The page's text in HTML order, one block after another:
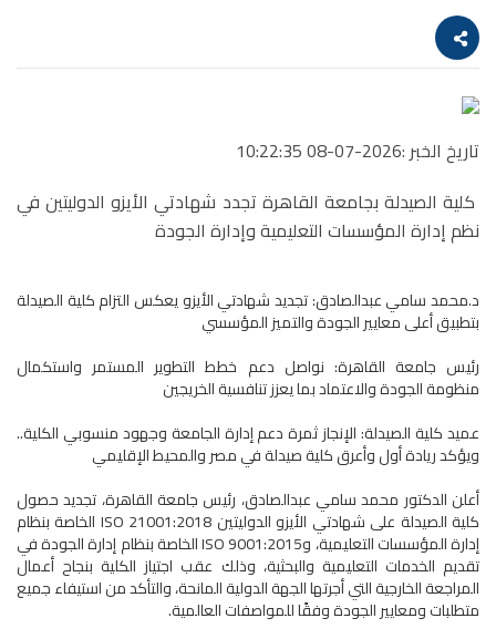
تاريخ الخبر :2026-07-08 10:22:35
كلية الصيدلة بجامعة القاهرة تجدد شهادتي الأيزو الدوليتين في
نظم إدارة المؤسسات التعليمية وإدارة الجودة
د.محمد سامي عبدالصادق: تجديد شهادتي الأيزو يعكس التزام كلية الصيدلة
بتطبيق أعلى معايير الجودة والتميز المؤسسي
رئيس جامعة القاهرة: نواصل دعم خطط التطوير المستمر واستكمال
منظومة الجودة والاعتماد بما يعزز تنافسية الخريجين
عميد كلية الصيدلة: الإنجاز ثمرة دعم إدارة الجامعة وجهود منسوبي الكلية..
ويؤكد ريادة أول وأعرق كلية صيدلة في مصر والمحيط الإقليمي
أعلن الدكتور محمد سامي عبدالصادق، رئيس جامعة القاهرة، تجديد حصول
كلية الصيدلة على شهادتي الأيزو الدوليتين ISO 21001:2018 الخاصة بنظام
إدارة المؤسسات التعليمية، وISO 9001:2015 الخاصة بنظام إدارة الجودة في
تقديم الخدمات التعليمية والبحثية، وذلك عقب اجتياز الكلية بنجاح أعمال
المراجعة الخارجية التي أجرتها الجهة الدولية المانحة، والتأكد من استيفاء جميع
متطلبات ومعايير الجودة وفقًا للمواصفات العالمية.